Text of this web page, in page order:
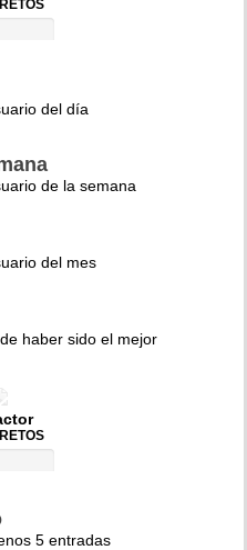
del día
de la semana
del mes
haber sido el mejor
5 entradas